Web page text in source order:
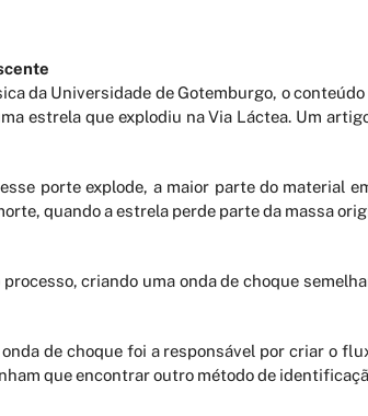
da Universidade de Gotemburgo, o
estrela que explodiu na Via Láctea. Um
porte explode, a maior parte do material
quando a estrela perde parte da massa
criando uma onda de choque
de choque foi a responsável por criar o
que encontrar outro método de